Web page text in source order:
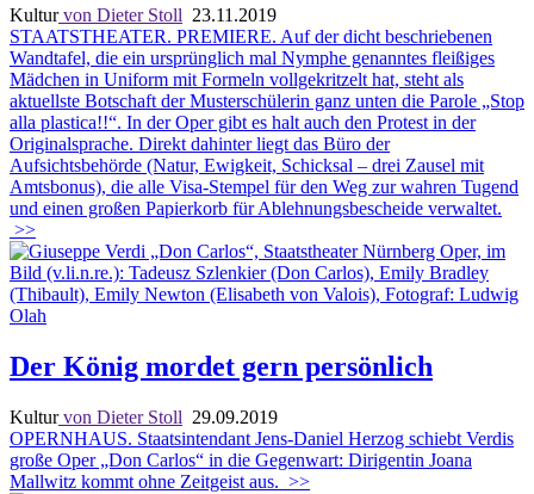
Kulturvon Dieter Stoll 23.11.2019
STAATSTHEATER. PREMIERE. Auf der dicht beschriebenen
Wandtafel, die ein ursprünglich mal Nymphe genanntes fleißiges
Mädchen in Uniform mit Formeln vollgekritzelt hat, steht als
aktuellste Botschaft der Musterschülerin ganz unten die Parole „Stop
alla plastica!!“. In der Oper gibt es halt auch den Protest in der
Originalsprache. Direkt dahinter liegt das Büro der
Aufsichtsbehörde (Natur, Ewigkeit, Schicksal – drei Zausel mit
Amtsbonus), die alle Visa-Stempel für den Weg zur wahren Tugend
und einen großen Papierkorb für Ablehnungsbescheide verwaltet.
>>
Der König mordet gern persönlich
Kulturvon Dieter Stoll 29.09.2019
OPERNHAUS. Staatsintendant Jens-Daniel Herzog schiebt Verdis
große Oper „Don Carlos“ in die Gegenwart: Dirigentin Joana
Mallwitz kommt ohne Zeitgeist aus. >>